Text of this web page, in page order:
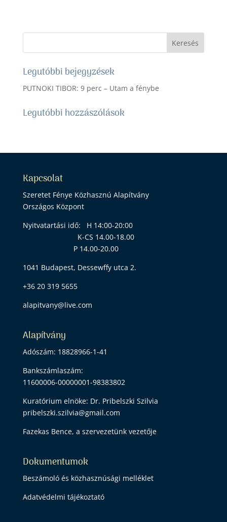
Legutóbbi bejegyzések
PUTNOKI TIBOR: 9 perc – Utam a fénybe
Legutóbbi hozzászólások
Kapcsolat
Szeretet Fénye Közhasznú Alapítvány
Országos Központ
Nyitvatartási idő: H 14:00-20:00
K-CS 14.00-18.00
P 14.00-20.00
1041 Budapest, Dessewffy utca 2.
+36 20 319 5655
alapitvany@live.com
Alapítvány
Adószám: 18828966-1-41
Bankszámlaszám:
11600006-00000001-98383802
Kuratórium elnöke: Dr. Pribelszki Szilvia
pribelszki.szilvia@gmail.com
Fazekas Bence, a szervezetünk vezetője
Dokumentumok
Beszámoló és közhasznúsági melléklet
Adatvédelmi tájékoztató